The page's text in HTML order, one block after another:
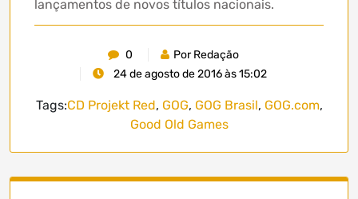
lançamentos de novos títulos nacionais.
0
Por Redação
24 de agosto de 2016 às 15:02
Tags:CD Projekt Red, GOG, GOG Brasil, GOG.com,
Good Old Games